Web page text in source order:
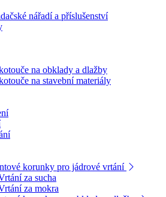
nářadí a příslušenství
na obklady a dlažby
na stavební materiály
korunky pro jádrové vrtání
za sucha
za mokra